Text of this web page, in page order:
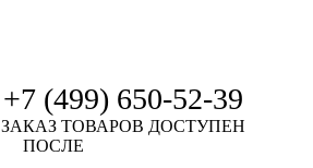
+7 (499) 650-52-39
ЗАКАЗ ТОВАРОВ ДОСТУПЕН
ПОСЛЕ